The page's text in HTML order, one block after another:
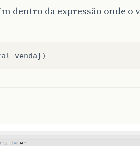
dentro da expressão onde o
})